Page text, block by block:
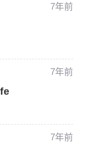
7年前
7年前
7年前
提升权